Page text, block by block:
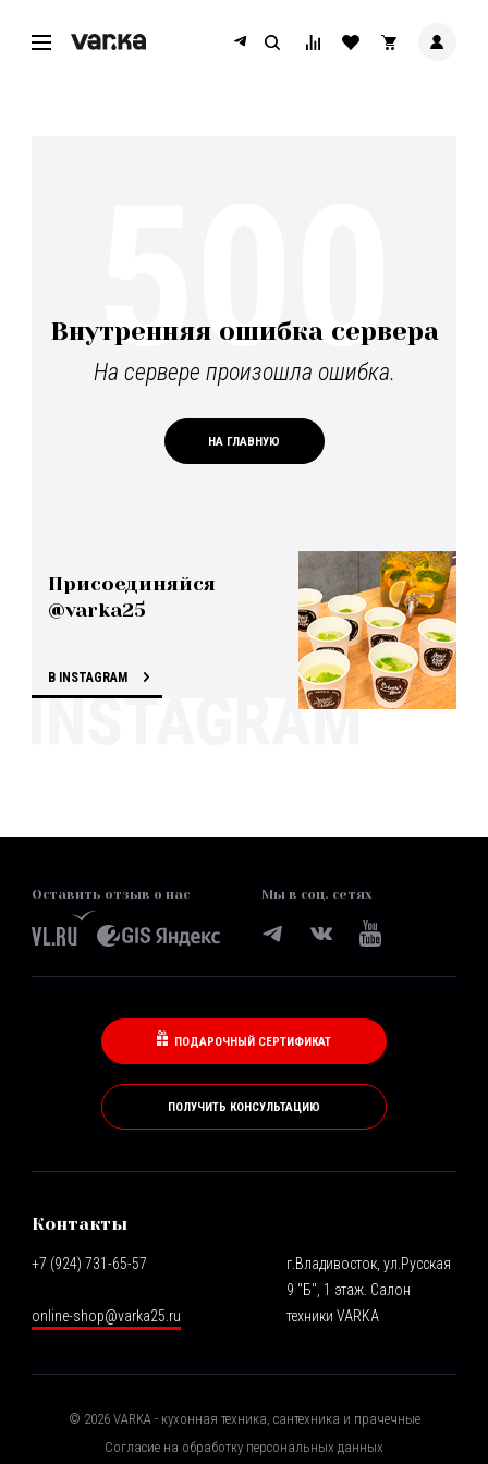
Внутренняя ошибка сервера
На сервере произошла ошибка.
НА ГЛАВНУЮ
500
Присоединяйся
@varka25
В INSTAGRAM
Оставить отзыв о нас Мы в соц. сетях
ПОДАРОЧНЫЙ СЕРТИФИКАТ
ПОЛУЧИТЬ КОНСУЛЬТАЦИЮ
Контакты
+7 (924) 731-65-57
online-shop@varka25.ru
г.Владивосток, ул.Русская
9 "Б", 1 этаж. Салон
техники VARKA
© 2026VARKA - кухонная техника, сантехника и прачечные
Согласие на обработку персональных данных